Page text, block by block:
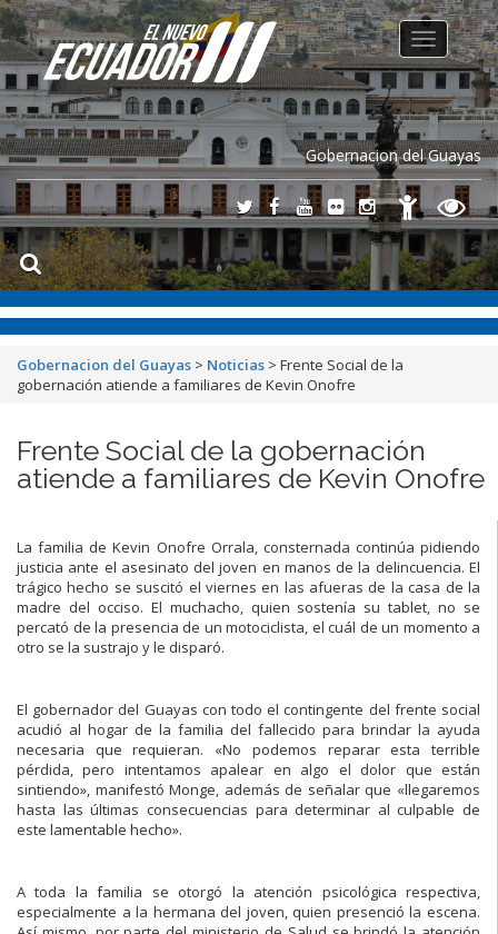
Gobernacion del Guayas
Toggle
navigation
Gobernacion del Guayas > Noticias > Frente Social de la
gobernación atiende a familiares de Kevin Onofre
Frente Social de la gobernación
atiende a familiares de Kevin Onofre
La familia de Kevin Onofre Orrala, consternada continúa pidiendo
justicia ante el asesinato del joven en manos de la delincuencia. El
trágico hecho se suscitó el viernes en las afueras de la casa de la
madre del occiso. El muchacho, quien sostenía su tablet, no se
percató de la presencia de un motociclista, el cuál de un momento a
otro se la sustrajo y le disparó.
El gobernador del Guayas con todo el contingente del frente social
acudió al hogar de la familia del fallecido para brindar la ayuda
necesaria que requieran. «No podemos reparar esta terrible
pérdida, pero intentamos apalear en algo el dolor que están
sintiendo», manifestó Monge, además de señalar que «llegaremos
hasta las últimas consecuencias para determinar al culpable de
este lamentable hecho».
A toda la familia se otorgó la atención psicológica respectiva,
especialmente a la hermana del joven, quien presenció la escena.